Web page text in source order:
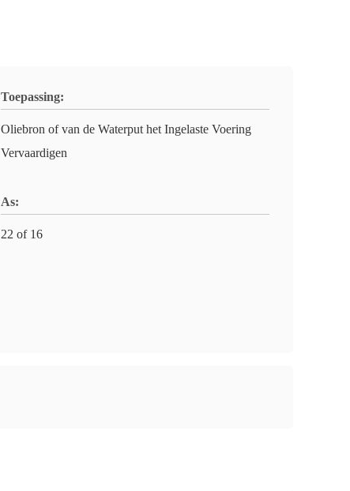
Toepassing:
Oliebron of van de Waterput het Ingelaste Voering
Vervaardigen
As:
22 of 16